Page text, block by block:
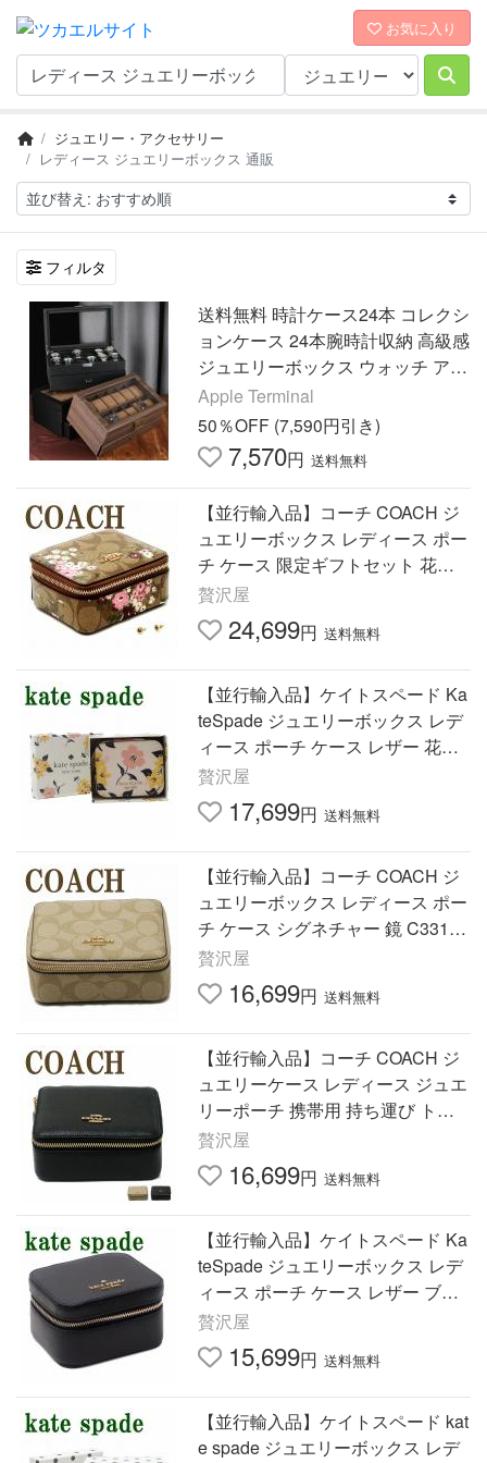
お気に入り
ジュエリー・アクセサリー
レディース ジュエリーボックス 通販
フィルタ
送料無料 時計ケース24本 コレクシ
ョンケース 24本腕時計収納 高級感
ジュエリーボックス ウォッチ アク
セサリー 父の日プレゼント メンズ
レディース お祝い
Apple Terminal
50％OFF (7,590円引き)
7,570円 送料無料
【並行輸入品】コーチ COACH ジ
ュエリーボックス レディース ポー
チ ケース 限定ギフトセット 花柄
フローラル ピアス C7356IME7V
贅沢屋
24,699円 送料無料
【並行輸入品】ケイトスペード Ka
teSpade ジュエリーボックス レデ
ィース ポーチ ケース レザー 花柄
フローラル 箱 ボックス ギフトセ
ット ピンク K7228-250
贅沢屋
17,699円 送料無料
【並行輸入品】コーチ COACH ジ
ュエリーボックス レディース ポー
チ ケース シグネチャー 鏡 C3311I
MDQC
贅沢屋
16,699円 送料無料
【並行輸入品】コーチ COACH ジ
ュエリーケース レディース ジュエ
リーポーチ 携帯用 持ち運び トラ
ベル ジュエリーボックス リング
指輪 ピアス COACH-JCASE-L1
贅沢屋
16,699円 送料無料
【並行輸入品】ケイトスペード Ka
teSpade ジュエリーボックス レデ
ィース ポーチ ケース レザー ブラ
ック 黒 K8066-001
贅沢屋
15,699円 送料無料
【並行輸入品】ケイトスペード kat
e spade ジュエリーボックス レデ